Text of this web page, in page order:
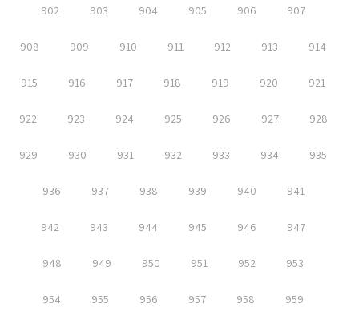
902 903 904 905 906 907
908 909 910 911 912 913 914
915 916 917 918 919 920 921
922 923 924 925 926 927 928
929 930 931 932 933 934 935
936 937 938 939 940 941
942 943 944 945 946 947
948 949 950 951 952 953
954 955 956 957 958 959